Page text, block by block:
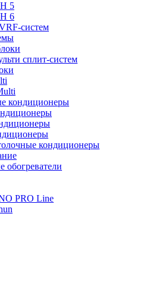
5
6
систем
сплит-систем
кондиционеры
кондиционеры
обогреватели
PRO Line